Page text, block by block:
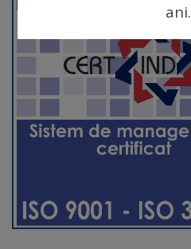
Viceprimari
Organigrama
Aparatul
Regulamentul
de
ani.